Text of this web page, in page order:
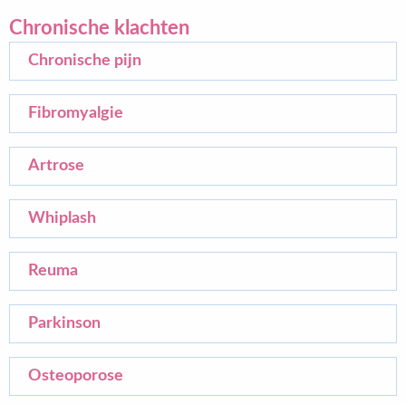
Chronische klachten
Chronische pijn
Fibromyalgie
Artrose
Whiplash
Reuma
Parkinson
Osteoporose